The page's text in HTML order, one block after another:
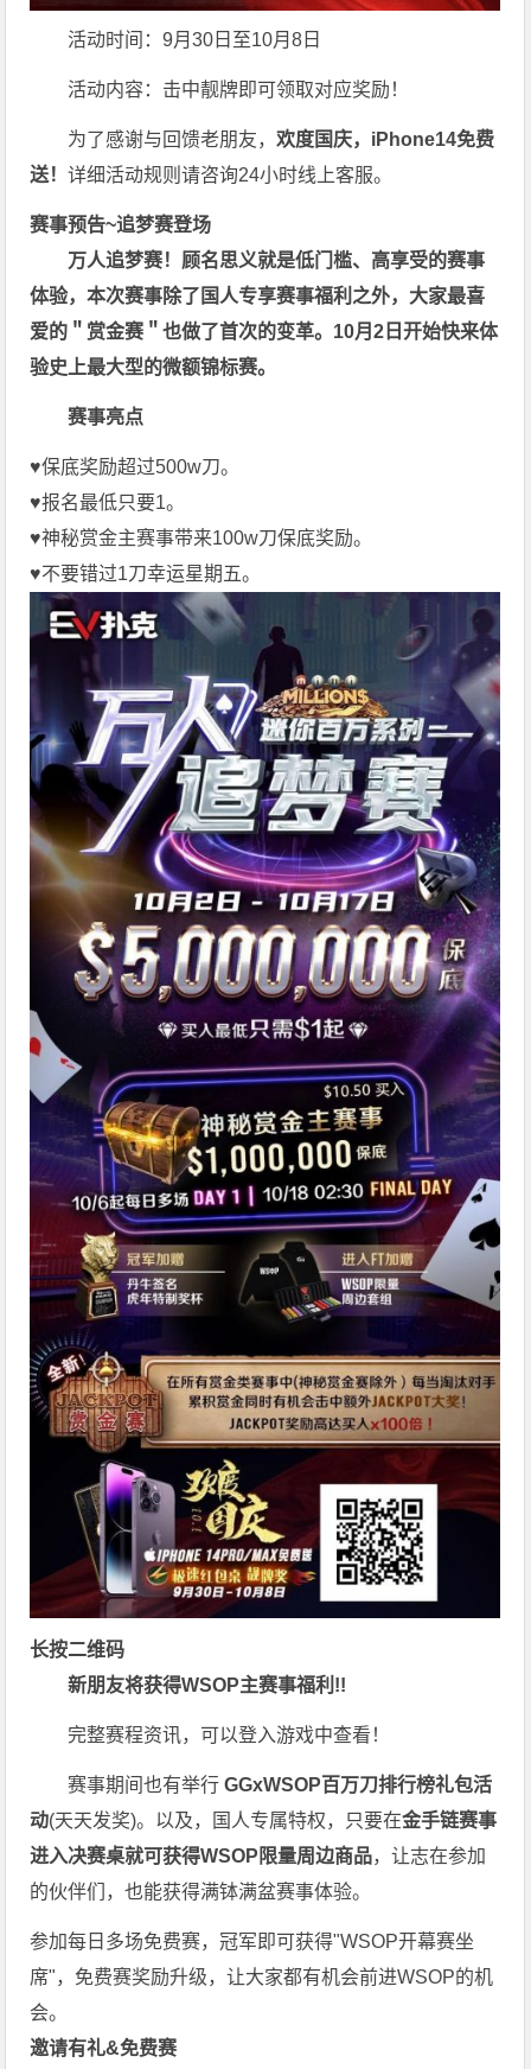
活动时间：9月30日至10月8日
活动内容：击中靓牌即可领取对应奖励！
为了感谢与回馈老朋友，欢度国庆，iPhone14免费
送！详细活动规则请咨询24小时线上客服。
赛事预告~追梦赛登场
万人追梦赛！顾名思义就是低门槛、高享受的赛事
体验，本次赛事除了国人专享赛事福利之外，大家最喜
爱的＂赏金赛＂也做了首次的变革。10月2日开始快来体
验史上最大型的微额锦标赛。
赛事亮点
♥️保底奖励超过500w刀。
♥️报名最低只要1。
♥️神秘赏金主赛事带来100w刀保底奖励。
♥️不要错过1刀幸运星期五。
长按二维码
新朋友将获得WSOP主赛事福利!!
完整赛程资讯，可以登入游戏中查看！
赛事期间也有举行 GGxWSOP百万刀排行榜礼包活
动(天天发奖)。以及，国人专属特权，只要在金手链赛事
进入决赛桌就可获得WSOP限量周边商品，让志在参加
的伙伴们，也能获得满钵满盆赛事体验。
参加每日多场免费赛，冠军即可获得"WSOP开幕赛坐
席"， 免费赛奖励升级，让大家都有机会前进WSOP的机
会。
邀请有礼&免费赛